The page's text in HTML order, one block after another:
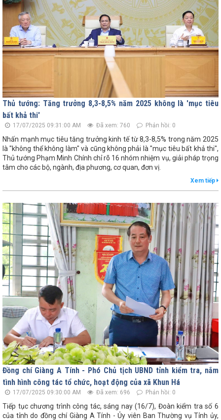
Thủ tướng: Tăng trưởng 8,3-8,5% năm 2025 không là 'mục tiêu
bất khả thi'
17/07/2025 09:31:00 AM Đã xem: 760 Phản hồi: 0
Nhấn mạnh mục tiêu tăng trưởng kinh tế từ 8,3-8,5% trong năm 2025
là "không thể không làm" và cũng không phải là "mục tiêu bất khả thi",
Thủ tướng Phạm Minh Chính chỉ rõ 16 nhóm nhiệm vụ, giải pháp trọng
tâm cho các bộ, ngành, địa phương, cơ quan, đơn vị.
Xem tiếp
Đồng chí Giàng A Tính - Phó Chủ tịch UBND tỉnh kiểm tra, nắm
tình hình công tác tổ chức, hoạt động của xã Khun Há
17/07/2025 09:30:00 AM Đã xem: 696 Phản hồi: 0
Tiếp tục chương trình công tác, sáng nay (16/7), Đoàn kiểm tra số 6
của tỉnh do đồng chí Giàng A Tính - Ủy viên Ban Thường vụ Tỉnh ủy,